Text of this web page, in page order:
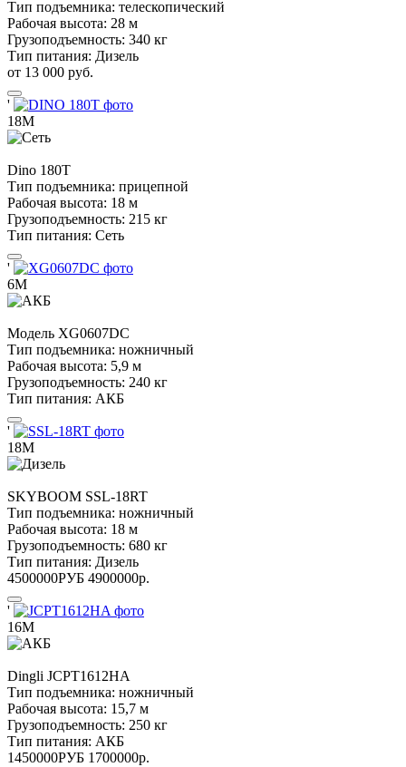
Тип подъемника: телескопический
Рабочая высота: 28 м
Грузоподъемность: 340 кг
Тип питания: Дизель
от 13 000 руб.
'
18М
Dino 180T
Тип подъемника: прицепной
Рабочая высота: 18 м
Грузоподъемность: 215 кг
Тип питания: Сеть
'
6М
Модель XG0607DC
Тип подъемника: ножничный
Рабочая высота: 5,9 м
Грузоподъемность: 240 кг
Тип питания: АКБ
'
18М
SKYBOOM SSL-18RT
Тип подъемника: ножничный
Рабочая высота: 18 м
Грузоподъемность: 680 кг
Тип питания: Дизель
4500000РУБ 4900000р.
'
16М
Dingli JCPT1612HA
Тип подъемника: ножничный
Рабочая высота: 15,7 м
Грузоподъемность: 250 кг
Тип питания: АКБ
1450000РУБ 1700000р.